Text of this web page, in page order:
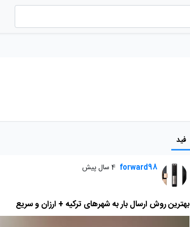
فید
forward98 4 سال پیش
بهترین روش ارسال بار به شهرهای ترکیه + ارزان و سریع